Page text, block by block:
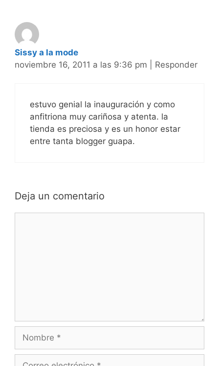
Sissy a la mode
noviembre 16, 2011 a las 9:36 pm
Responder
estuvo genial la inauguración y como
anfitriona muy cariñosa y atenta. la
tienda es preciosa y es un honor estar
entre tanta blogger guapa.
Deja un comentario